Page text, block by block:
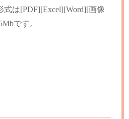
は[PDF][Excel][Word][画像
です。